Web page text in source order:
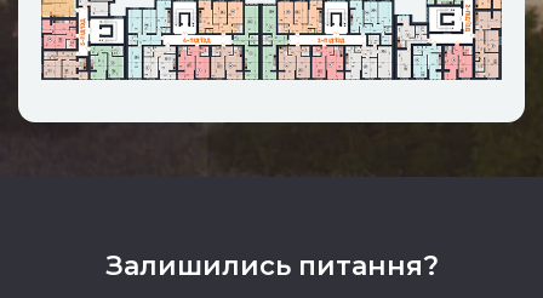
Залишились питання?